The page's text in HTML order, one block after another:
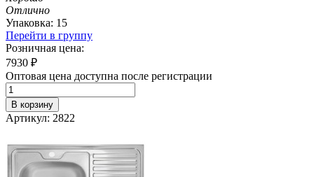
Отлично
Упаковка: 15
Перейти в группу
Розничная цена:
7930 ₽
Оптовая цена доступна после регистрации
В корзину
Артикул: 2822